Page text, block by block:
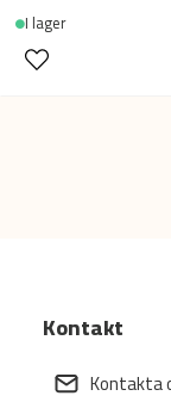
I lager
Kontakt
Kontakta